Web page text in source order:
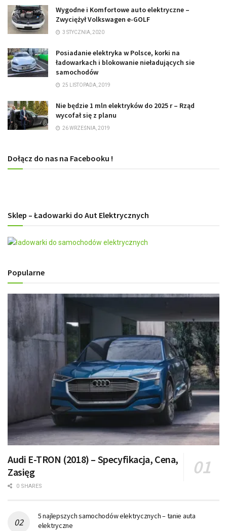
Wygodne i Komfortowe auto elektryczne –
Zwyciężył Volkswagen e-GOLF
3 STYCZNIA, 2020
Posiadanie elektryka w Polsce, korki na
ładowarkach i blokowanie nieładujących sie
samochodów
25 LISTOPADA, 2019
Nie będzie 1 mln elektryków do 2025 r – Rząd
wycofał się z planu
26 WRZEŚNIA, 2019
Dołącz do nas na Facebooku !
Sklep – Ładowarki do Aut Elektrycznych
Popularne
Audi E-TRON (2018) – Specyfikacja, Cena,
Zasięg
0 SHARES
5 najlepszych samochodów elektrycznych – tanie auta
elektryczne